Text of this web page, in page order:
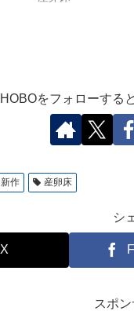
HOBOをフォローする
新作 産卵床
シ
X
スポ